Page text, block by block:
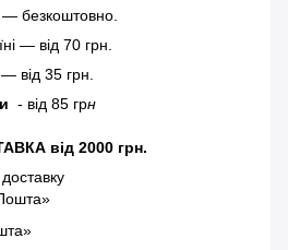
— безкоштовно.
— від 70 грн.
від 35 грн.
- від 85 грн
від 2000 грн.